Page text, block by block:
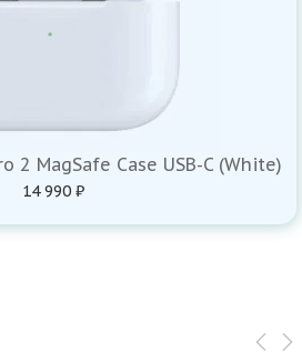
2 MagSafe Case USB-C (White)
14 990 ₽